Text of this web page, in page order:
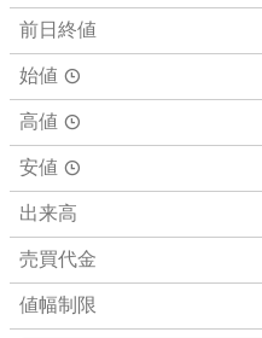
値
前日終値
始値
高値
安値
出来高
売買代金
値幅制限